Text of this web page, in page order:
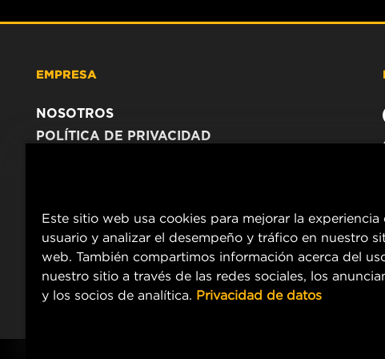
EMPRESA
NOSOTROS
POLÍTICA DE PRIVACIDAD
Este sitio web usa cookies para mejorar la experiencia
usuario y analizar el desempeño y tráfico en nuestro
web. También compartimos información acerca del
nuestro sitio a través de las redes sociales, los
y los socios de analítica. Privacidad de datos